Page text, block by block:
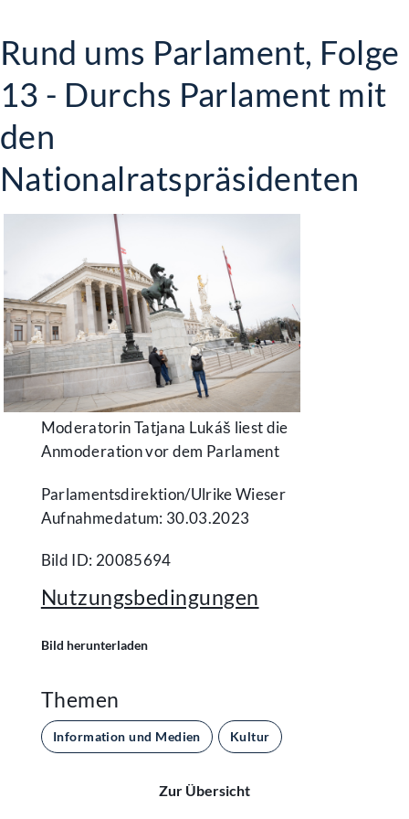
Rund ums Parlament, Folge
13 - Durchs Parlament mit
den
Nationalratspräsidenten
Moderatorin Tatjana Lukáš liest die
Anmoderation vor dem Parlament
Parlamentsdirektion/​Ulrike Wieser
Aufnahmedatum: 30.03.2023
Bild ID: 20085694
Nutzungsbedingungen
Bild herunterladen
Themen
Information und Medien Kultur
Zur Übersicht